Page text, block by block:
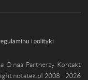
i polityki
O nas Partnerzy Kontakt
notatek.pl 2008 - 2026